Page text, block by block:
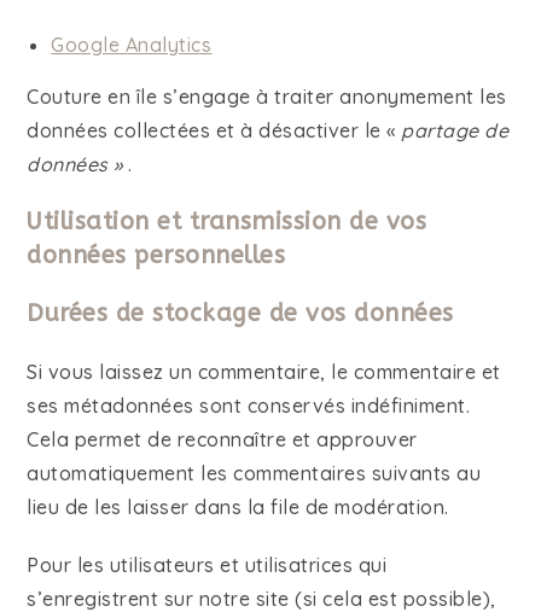
Google Analytics
Couture en île s’engage à traiter anonymement les
données collectées et à désactiver le « partage de
données ».
Utilisation et transmission de vos
données personnelles
Durées de stockage de vos données
Si vous laissez un commentaire, le commentaire et
ses métadonnées sont conservés indéfiniment.
Cela permet de reconnaître et approuver
automatiquement les commentaires suivants au
lieu de les laisser dans la file de modération.
Pour les utilisateurs et utilisatrices qui
s’enregistrent sur notre site (si cela est possible),